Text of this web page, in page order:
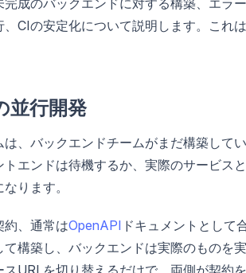
CIの安定化について説明します。これ
並行開発
、バックエンドチームがまだ構築して
エンドは待機するか、実際のサービス
ります。
約、通常はOpenAPI ドキュメントとして
構築し、バックエンドは実際のものを
URLを切り替えるだけで、両側が契約を